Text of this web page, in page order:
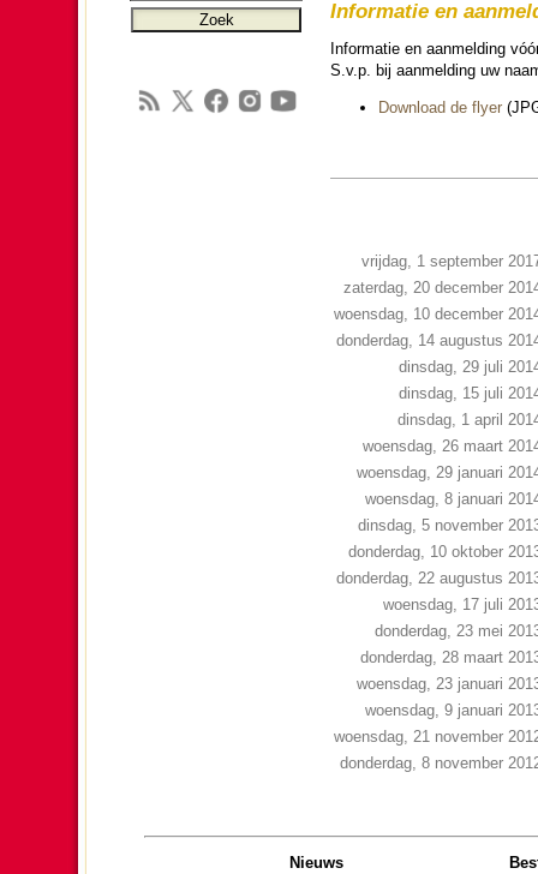
In­for­ma­tie en
In­for­ma­tie en aanmel­ding
S.v.p. bij aanmel­ding uw
Download de flyer
vrijdag, 1 september
zaterdag, 20 december
woensdag, 10 december
donderdag, 14 augustus
dinsdag, 29 juli
dinsdag, 15 juli
dinsdag, 1 april
woensdag, 26 maart
woensdag, 29 januari
woensdag, 8 januari
dinsdag, 5 november
donderdag, 10 oktober
donderdag, 22 augustus
woensdag, 17 juli
donderdag, 23 mei
donderdag, 28 maart
woensdag, 23 januari
woensdag, 9 januari
woensdag, 21 november
donderdag, 8 november
Nieuws